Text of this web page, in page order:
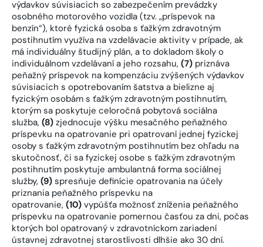
výdavkov súvisiacich so zabezpečením prevádzky
osobného motorového vozidla (tzv. „príspevok na
benzín“), ktoré fyzická osoba s ťažkým zdravotným
postihnutím využíva na vzdelávacie aktivity v prípade, ak
má individuálny študijný plán, a to dokladom školy o
individuálnom vzdelávaní a jeho rozsahu, (7) priznáva
peňažný príspevok na kompenzáciu zvýšených výdavkov
súvisiacich s opotrebovaním šatstva a bielizne aj
fyzickým osobám s ťažkým zdravotným postihnutím,
ktorým sa poskytuje celoročná pobytová sociálna
služba, (8) zjednocuje výšku mesačného peňažného
príspevku na opatrovanie pri opatrovaní jednej fyzickej
osoby s ťažkým zdravotným postihnutím bez ohľadu na
skutočnosť, či sa fyzickej osobe s ťažkým zdravotným
postihnutím poskytuje ambulantná forma sociálnej
služby, (9) spresňuje definície opatrovania na účely
priznania peňažného príspevku na
opatrovanie, (10) vypúšťa možnosť zníženia peňažného
príspevku na opatrovanie pomernou časťou za dni, počas
ktorých bol opatrovaný v zdravotníckom zariadení
ústavnej zdravotnej starostlivosti dlhšie ako 30 dní.